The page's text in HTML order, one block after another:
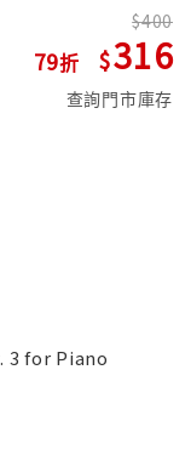
79
400
316
查詢門市庫存
3 for Piano